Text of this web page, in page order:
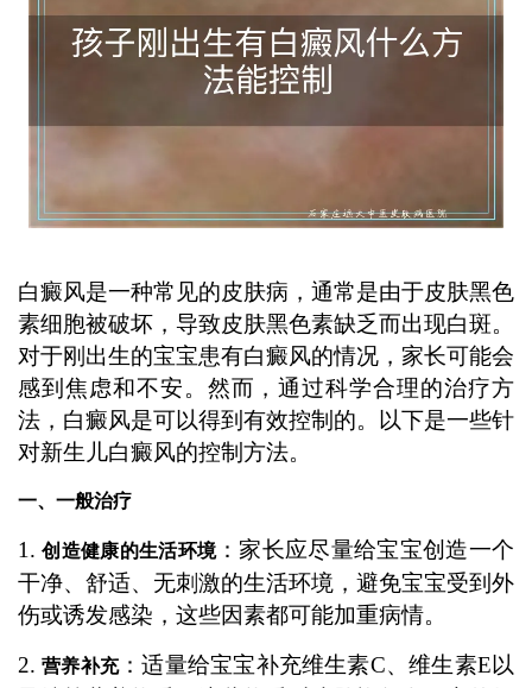
白癜风是一种常见的皮肤病，通常是由于皮肤黑色
素细胞被破坏，导致皮肤黑色素缺乏而出现白斑。
对于刚出生的宝宝患有白癜风的情况，家长可能会
感到焦虑和不安。然而，通过科学合理的治疗方
法，白癜风是可以得到有效控制的。以下是一些针
对新生儿白癜风的控制方法。
一、一般治疗
1.创造健康的生活环境：家长应尽量给宝宝创造一个
干净、舒适、无刺激的生活环境，避免宝宝受到外
伤或诱发感染，这些因素都可能加重病情。
2.营养补充：适量给宝宝补充维生素C、维生素E以